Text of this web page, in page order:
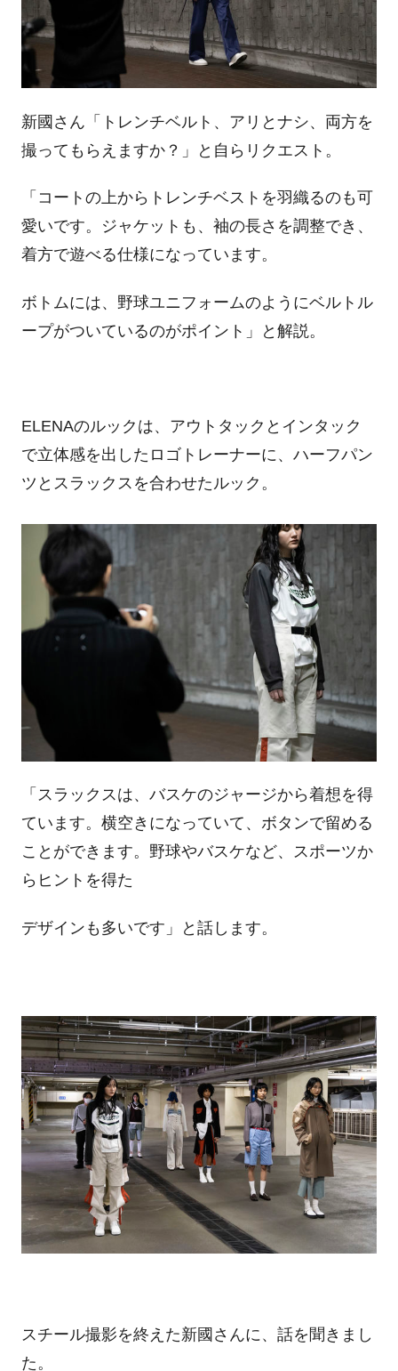
新國さん「トレンチベルト、アリとナシ、両方を
撮ってもらえますか？」と自らリクエスト。
「コートの上からトレンチベストを羽織るのも可
愛いです。ジャケットも、袖の長さを調整でき、
着方で遊べる仕様になっています。
ボトムには、野球ユニフォームのようにベルトル
ープがついているのがポイント」と解説。
ELENAのルックは、アウトタックとインタック
で立体感を出したロゴトレーナーに、ハーフパン
ツとスラックスを合わせたルック。
「スラックスは、バスケのジャージから着想を得
ています。横空きになっていて、ボタンで留める
ことができます。野球やバスケなど、スポーツか
らヒントを得た
デザインも多いです」と話します。
スチール撮影を終えた新國さんに、話を聞きまし
た。